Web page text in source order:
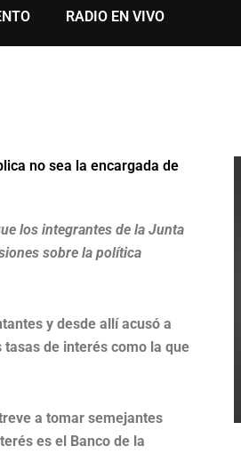
RADIO EN VIVO
no sea la encargada de
los integrantes de la Junta
sobre la política
y desde allí acusó a
de interés como la que
a tomar semejantes
es el Banco de la